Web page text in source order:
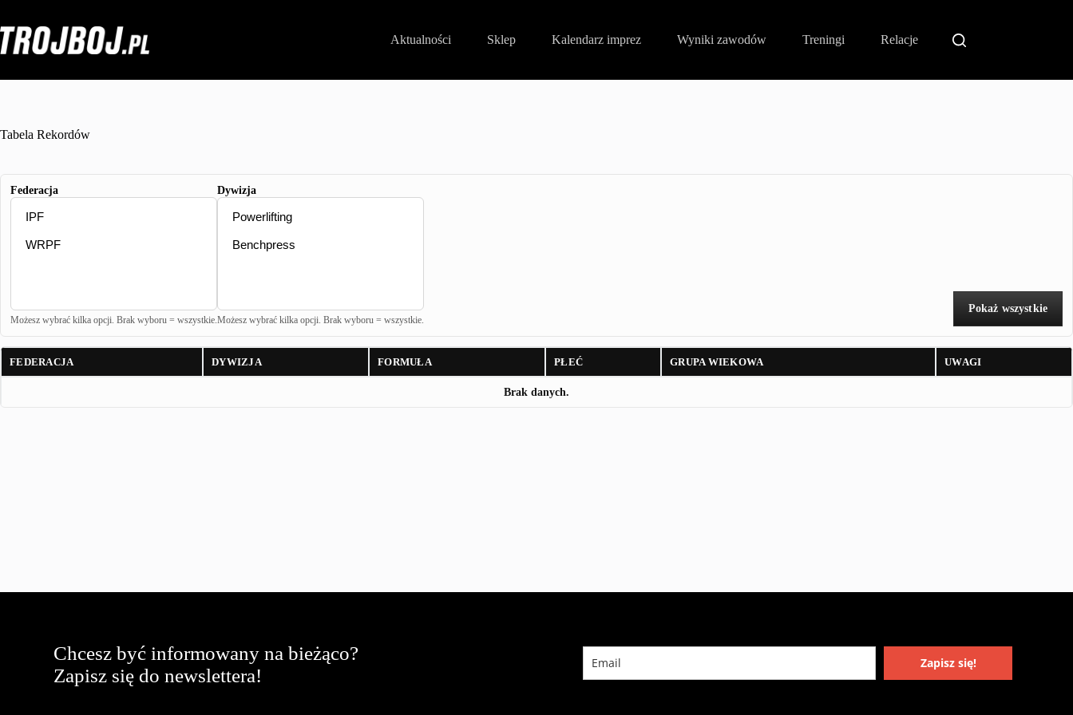
treści
Aktualności Sklep Kalendarz imprez Wyniki zawodów Treningi Relacje
Tabela Rekordów
Federacja
Możesz wybrać kilka opcji. Brak wyboru = wszystkie.
Dywizja
Możesz wybrać kilka opcji. Brak wyboru = wszystkie.
Pokaż wszystkie
FEDERACJA DYWIZJA FORMUŁA PŁEĆ GRUPA WIEKOWA UWAGI
Brak danych.
Chcesz być informowany na bieżąco?
Zapisz się do newslettera!
Zapisz się!